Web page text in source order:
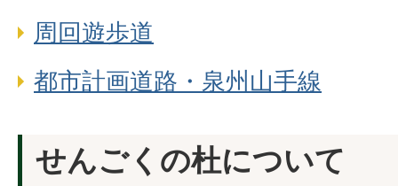
周回遊歩道
都市計画道路・泉州山手線
せんごくの杜について